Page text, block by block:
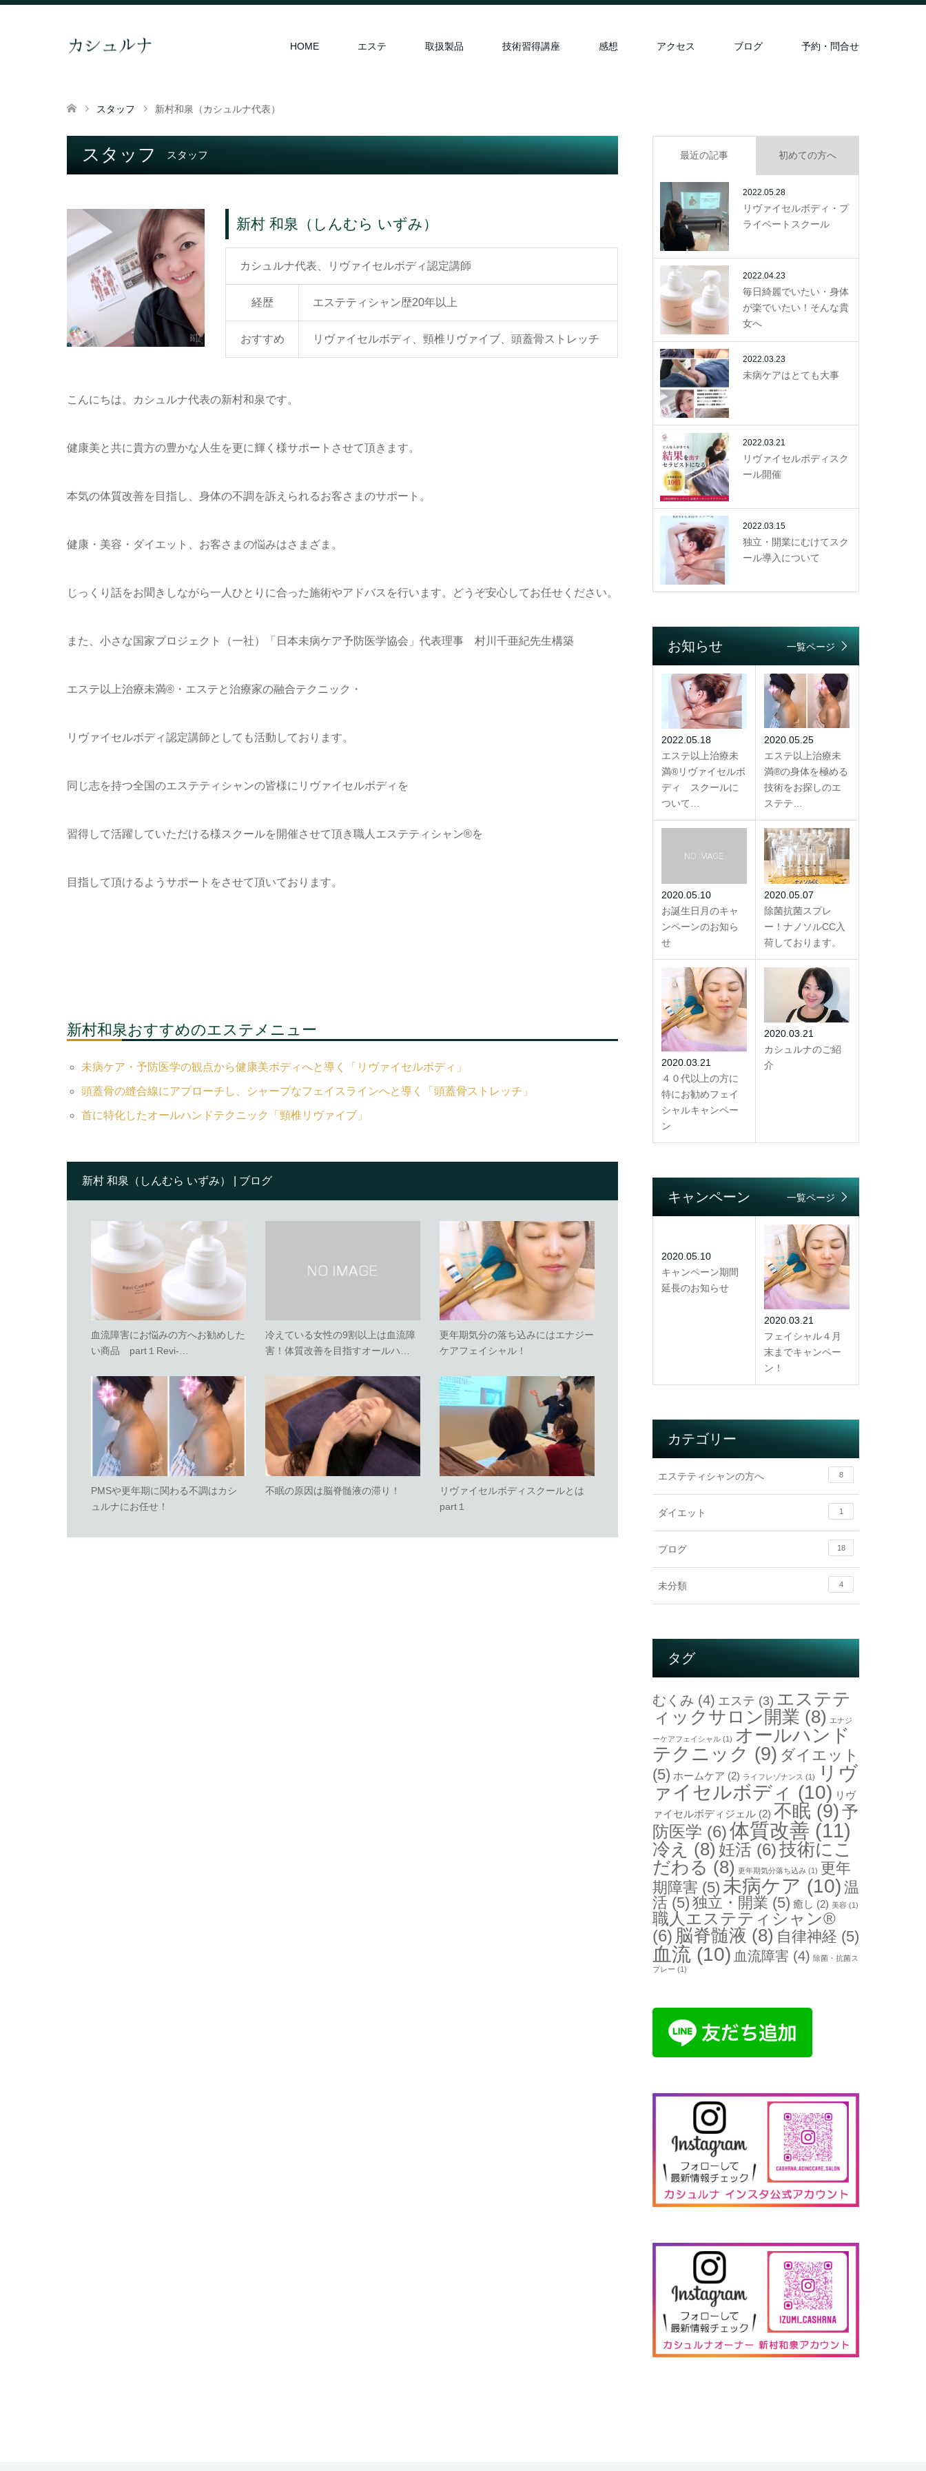
HOME エステ 取扱製品 技術習得講座 感想 アクセス ブログ 予約・問合せ
スタッフ 新村和泉（カシュルナ代表）
スタッフ スタッフ
新村 和泉（しんむら いずみ）
カシュルナ代表、リヴァイセルボディ認定講師
経歴 エステティシャン歴20年以上
おすすめ リヴァイセルボディ、頸椎リヴァイブ、頭蓋骨ストレッチ
こんにちは。カシュルナ代表の新村和泉です。
健康美と共に貴方の豊かな人生を更に輝く様サポートさせて頂きます。
本気の体質改善を目指し、身体の不調を訴えられるお客さまのサポート。
健康・美容・ダイエット、お客さまの悩みはさまざま。
じっくり話をお聞きしながら一人ひとりに合った施術やアドバスを行います。どうぞ安心してお任せください。
また、小さな国家プロジェクト（一社）「日本未病ケア予防医学協会」代表理事 村川千亜紀先生構築
エステ以上治療未満®・エステと治療家の融合テクニック・
リヴァイセルボディ認定講師としても活動しております。
同じ志を持つ全国のエステティシャンの皆様にリヴァイセルボディを
習得して活躍していただける様スクールを開催させて頂き職人エステティシャン®を
目指して頂けるようサポートをさせて頂いております。
新村和泉おすすめのエステメニュー
未病ケア・予防医学の観点から健康美ボディへと導く「リヴァイセルボディ」
頭蓋骨の縫合線にアプローチし、シャープなフェイスラインへと導く「頭蓋骨ストレッチ」
首に特化したオールハンドテクニック「頸椎リヴァイブ」
新村 和泉（しんむら いずみ） | ブログ
血流障害にお悩みの方へお勧めした
い商品 part１Revi-…
冷えている女性の9割以上は血流障
害！体質改善を目指すオールハ…
更年期気分の落ち込みにはエナジー
ケアフェイシャル！
PMSや更年期に関わる不調はカシ
ュルナにお任せ！
不眠の原因は脳脊髄液の滞り！
リヴァイセルボディスクールとは
part１
最近の記事 初めての方へ
2022.05.28
リヴァイセルボディ・プ
ライベートスクール
2022.04.23
毎日綺麗でいたい・身体
が楽でいたい！そんな貴
女へ
2022.03.23
未病ケアはとても大事
2022.03.21
リヴァイセルボディスク
ール開催
2022.03.15
独立・開業にむけてスク
ール導入について
お知らせ 一覧ページ
2022.05.18
エステ以上治療未
満®リヴァイセルボ
ディ スクールに
ついて…
2020.05.25
エステ以上治療未
満®の身体を極める
技術をお探しのエ
ステテ…
2020.05.10
お誕生日月のキャ
ンペーンのお知ら
せ
2020.05.07
除菌抗菌スプレ
ー！ナノソルCC入
荷しております。
2020.03.21
４０代以上の方に
特にお勧めフェイ
シャルキャンペー
ン
2020.03.21
カシュルナのご紹
介
キャンペーン 一覧ページ
2020.05.10
キャンペーン期間
延長のお知らせ
2020.03.21
フェイシャル４月
末までキャンペー
ン！
カテゴリー
エステティシャンの方へ 8
ダイエット 1
ブログ 18
未分類 4
タグ
むくみ (4) エステ (3) エステテ
ィックサロン開業 (8) エナジ
ーケアフェイシャル (1) オールハンド
テクニック (9) ダイエット
(5) ホームケア (2) ライフレゾナンス (1)
リヴ
ァイセルボディ (10) リヴ
ァイセルボディジェル (2) 不眠 (9)予
防医学 (6)体質改善 (11)
冷え (8) 妊活 (6)技術にこ
だわる (8) 更年期気分落ち込み (1) 更年
期障害 (5) 未病ケア (10) 温
活 (5) 独立・開業 (5) 癒し (2) 美容 (1)
職人エステティシャン®
(6) 脳脊髄液 (8) 自律神経 (5)
血流 (10) 血流障害 (4) 除菌・抗菌ス
プレー (1)